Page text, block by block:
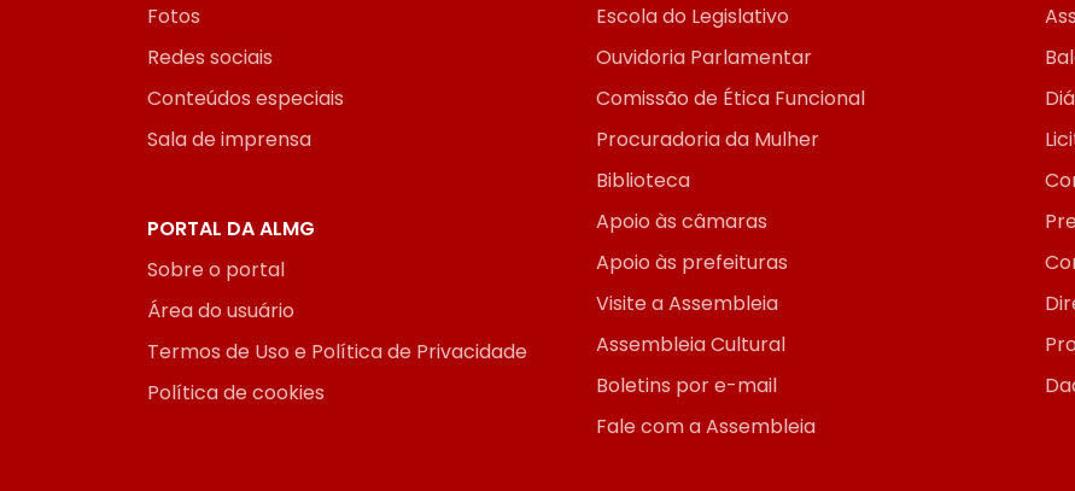
Fotos
Redes sociais
Conteúdos especiais
Sala de imprensa
Escola do Legislativo
Ouvidoria Parlamentar
Comissão de Ética Funcional
Procuradoria da Mulher
Biblioteca
Apoio às câmaras
Apoio às prefeituras
Visite a Assembleia
Assembleia Cultural
Boletins por e-mail
Fale com a Assembleia
PORTAL DA ALMG
Sobre o portal
Área do usuário
Termos de Uso e Política de Privacidade
Política de cookies